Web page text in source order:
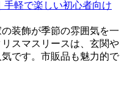
手軽で楽しい初心者向け
装飾が季節の雰囲気を一
スマスリースは、玄関や
です。市販品も魅力的で